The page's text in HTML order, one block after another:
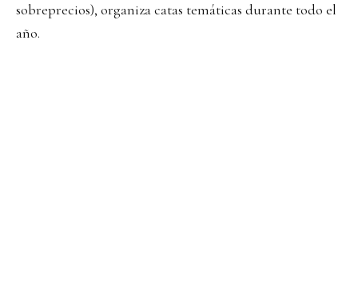
sobreprecios), organiza catas temáticas durante todo el
año.